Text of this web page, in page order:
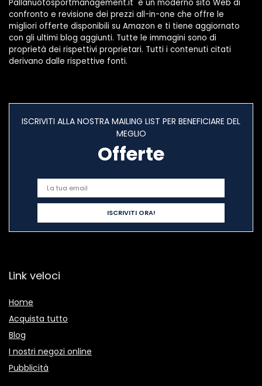
Pallanuotosportmanagement.it è un moderno sito Web di
confronto e revisione dei prezzi all-in-one che offre le
migliori offerte disponibili su Amazon e ti tiene aggiornato
con gli ultimi blog aggiunti. Tutte le immagini sono di
proprietà dei rispettivi proprietari. Tutti i contenuti citati
derivano dalle rispettive fonti.
ISCRIVITI ALLA NOSTRA MAILING LIST PER BENEFICIARE DEL
MEGLIO
Offerte
Link veloci
Home
Acquista tutto
Blog
I nostri negozi online
Pubblicità